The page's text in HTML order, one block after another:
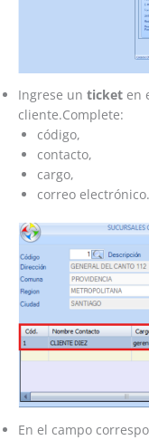
Ingrese un ticket en
cliente.Complete:
código,
contacto,
cargo,
correo electrónico.
En el campo